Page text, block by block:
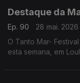
Destaque da
Ep. 90
28 mai. 2026
O Tanto Mar-
esta semana, em